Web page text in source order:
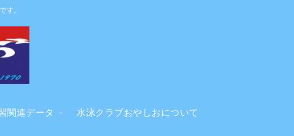
す。
関連データ 水泳クラブおやしおについて